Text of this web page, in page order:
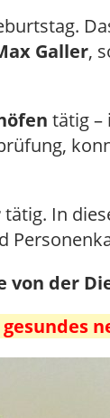
Galler,
tätig –
tätig. In
von der